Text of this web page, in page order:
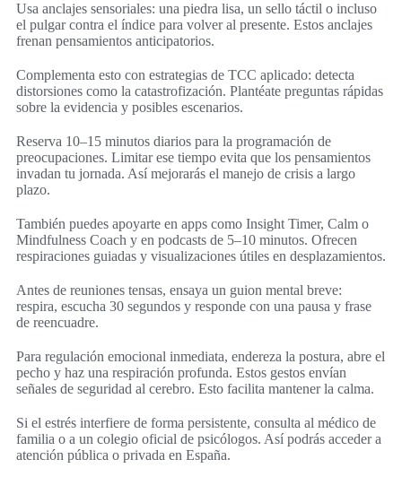
Usa anclajes sensoriales: una piedra lisa, un sello táctil o incluso
el pulgar contra el índice para volver al presente. Estos anclajes
frenan pensamientos anticipatorios.
Complementa esto con estrategias de TCC aplicado: detecta
distorsiones como la catastrofización. Plantéate preguntas rápidas
sobre la evidencia y posibles escenarios.
Reserva 10–15 minutos diarios para la programación de
preocupaciones. Limitar ese tiempo evita que los pensamientos
invadan tu jornada. Así mejorarás el manejo de crisis a largo
plazo.
También puedes apoyarte en apps como Insight Timer, Calm o
Mindfulness Coach y en podcasts de 5–10 minutos. Ofrecen
respiraciones guiadas y visualizaciones útiles en desplazamientos.
Antes de reuniones tensas, ensaya un guion mental breve:
respira, escucha 30 segundos y responde con una pausa y frase
de reencuadre.
Para regulación emocional inmediata, endereza la postura, abre el
pecho y haz una respiración profunda. Estos gestos envían
señales de seguridad al cerebro. Esto facilita mantener la calma.
Si el estrés interfiere de forma persistente, consulta al médico de
familia o a un colegio oficial de psicólogos. Así podrás acceder a
atención pública o privada en España.